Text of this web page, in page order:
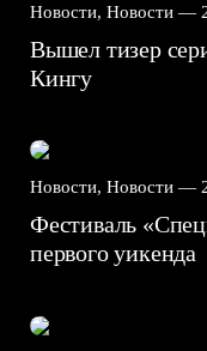
Новости, Новости —
Вышел тизер
Кингу
Новости, Новости —
Фестиваль
первого уикенда